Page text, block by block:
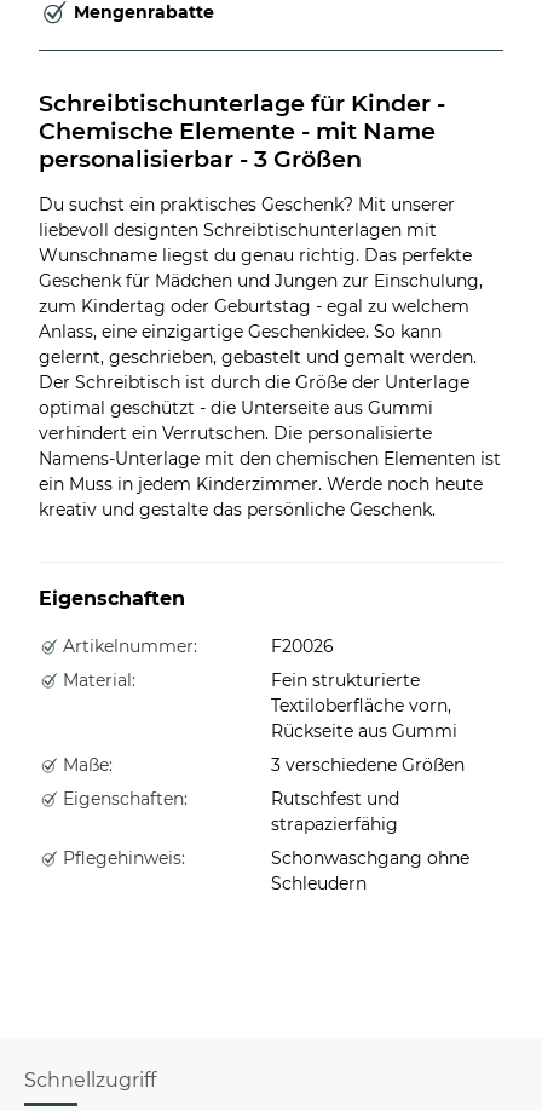
Mengenrabatte
Schreibtischunterlage für Kinder -
Chemische Elemente - mit Name
personalisierbar - 3 Größen
Du suchst ein praktisches Geschenk? Mit unserer
liebevoll designten Schreibtischunterlagen mit
Wunschname liegst du genau richtig. Das perfekte
Geschenk für Mädchen und Jungen zur Einschulung,
zum Kindertag oder Geburtstag - egal zu welchem
Anlass, eine einzigartige Geschenkidee. So kann
gelernt, geschrieben, gebastelt und gemalt werden.
Der Schreibtisch ist durch die Größe der Unterlage
optimal geschützt - die Unterseite aus Gummi
verhindert ein Verrutschen. Die personalisierte
Namens-Unterlage mit den chemischen Elementen ist
ein Muss in jedem Kinderzimmer. Werde noch heute
kreativ und gestalte das persönliche Geschenk.
Eigenschaften
Artikelnummer:
F20026
Material:
Fein strukturierte
Textiloberfläche vorn,
Rückseite aus Gummi
Maße:
3 verschiedene Größen
Eigenschaften:
Rutschfest und
strapazierfähig
Pflegehinweis:
Schonwaschgang ohne
Schleudern
Schnellzugriff